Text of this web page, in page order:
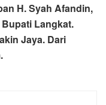
H. Syah Afandin,
Langkat.
Jaya. Dari